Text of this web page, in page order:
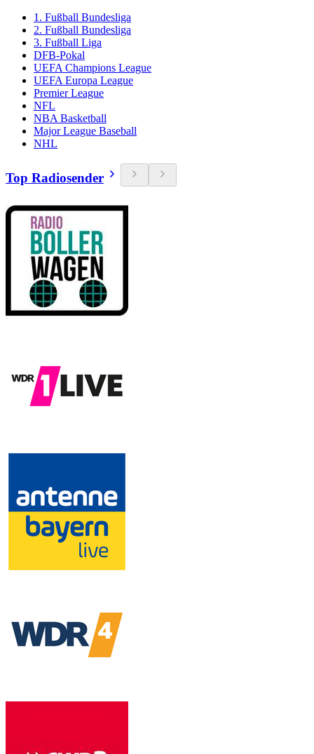
1. Fußball Bundesliga
2. Fußball Bundesliga
3. Fußball Liga
DFB-Pokal
UEFA Champions League
UEFA Europa League
Premier League
NFL
NBA Basketball
Major League Baseball
NHL
Top Radiosender